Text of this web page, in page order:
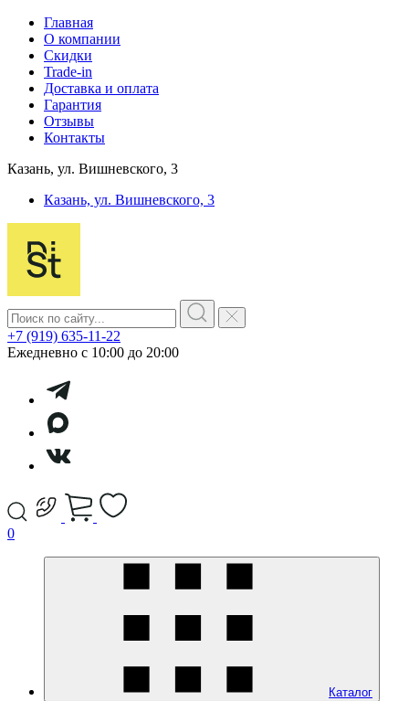
Главная
О компании
Скидки
Trade-in
Доставка и оплата
Гарантия
Отзывы
Контакты
Казань, ул. Вишневского, 3
Казань, ул. Вишневского, 3
+7 (919) 635-11-22
Ежедневно с 10:00 до 20:00
0
Каталог